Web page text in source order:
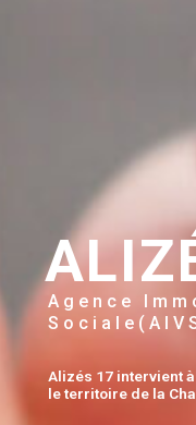
Agence
Alizés 17 intervient
le territoire de la